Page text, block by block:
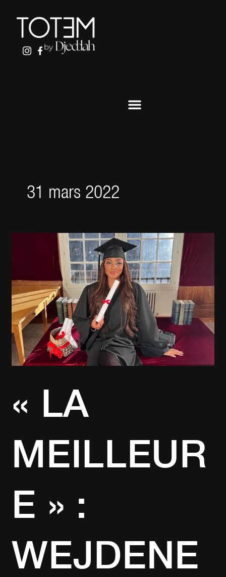
CONTENU
31 mars 2022
« LA
MEILLEUR
E » :
WEJDENE
MEILLEURE
WEJDENE
DE
RETOUR
AVEC
UN
TITRE
PLUS
ENGAGÉ